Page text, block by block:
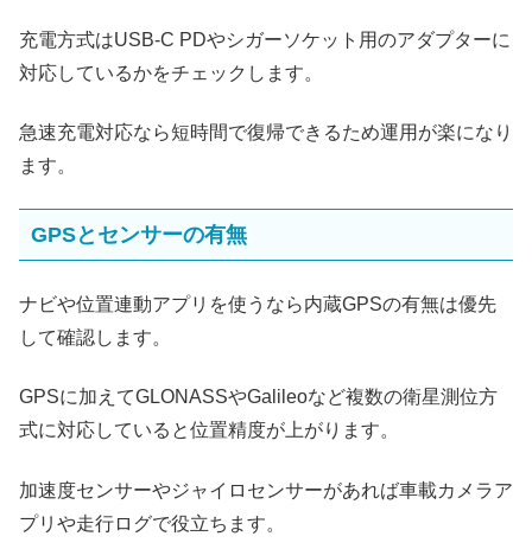
充電方式はUSB-C PDやシガーソケット用のアダプターに
対応しているかをチェックします。
急速充電対応なら短時間で復帰できるため運用が楽になり
ます。
GPSとセンサーの有無
ナビや位置連動アプリを使うなら内蔵GPSの有無は優先
して確認します。
GPSに加えてGLONASSやGalileoなど複数の衛星測位方
式に対応していると位置精度が上がります。
加速度センサーやジャイロセンサーがあれば車載カメラア
プリや走行ログで役立ちます。